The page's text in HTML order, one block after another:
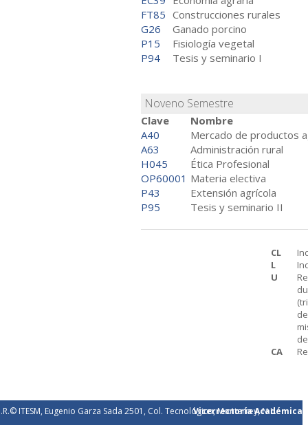
FT85 Construcciones rurales
G26
Ganado porcino
P15
Fisiología vegetal
P94
Tesis y seminario I
Noveno Semestre
Clave
Nombre
A40
Mercado de productos
A63
Administración rural
H045
Ética Profesional
OP60001 Materia electiva
P43
Extensión agrícola
P95
Tesis y seminario II
CL
L
U
CA
ITESM, Eugenio Garza Sada 2501, Col. Tecnológico, Monterrey, N.L.
Vicerrectoría Académica